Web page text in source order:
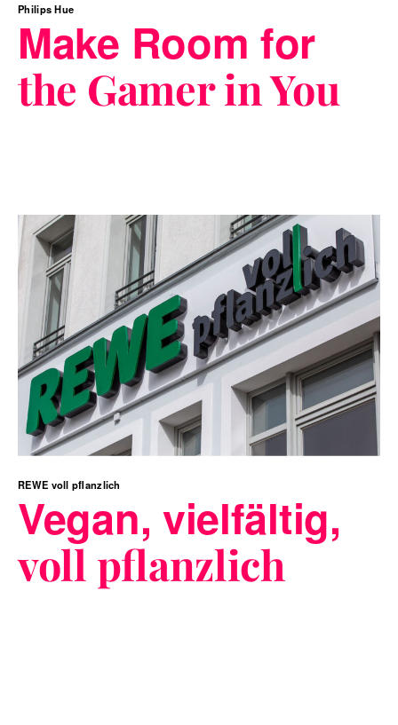
Philips Hue
Make Room for
the Gamer in You
REWE voll pflanzlich
Vegan, vielfältig,
voll pflanzlich